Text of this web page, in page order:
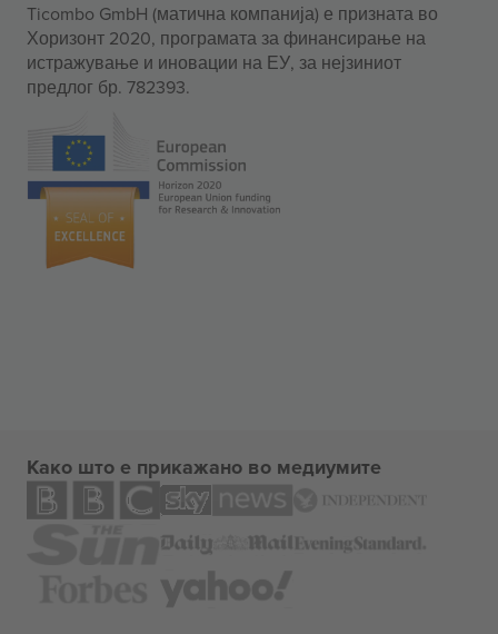
Ticombo GmbH (матична компанија) е призната во
Хоризонт 2020, програмата за финансирање на
истражување и иновации на ЕУ, за нејзиниот
предлог бр. 782393.
Како што е прикажано во медиумите